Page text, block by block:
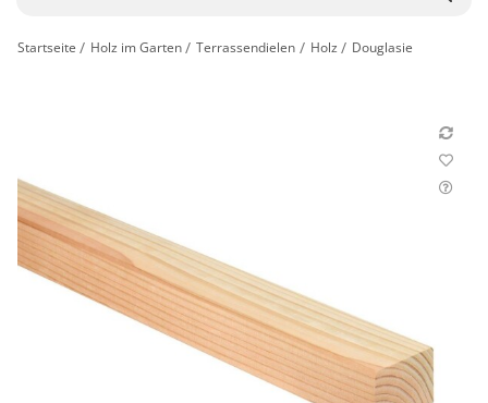
Startseite Holz im Garten Terrassendielen Holz Douglasie